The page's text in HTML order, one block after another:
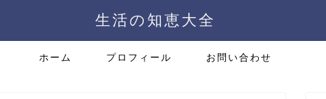
生活の知恵大全
ホーム プロフィール お問い合わせ